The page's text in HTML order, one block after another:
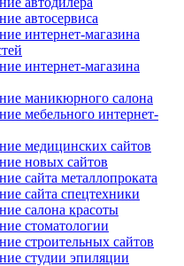
автосервиса
интернет-магазина
интернет-магазина
маникюрного салона
мебельного интернет-
медицинских сайтов
новых сайтов
сайта металлопроката
сайта спецтехники
салона красоты
стоматологии
строительных сайтов
студии эпиляции